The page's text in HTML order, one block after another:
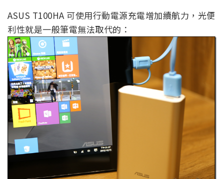
ASUS T100HA 可使用行動電源充電增加續航力，光便
利性就是一般筆電無法取代的：